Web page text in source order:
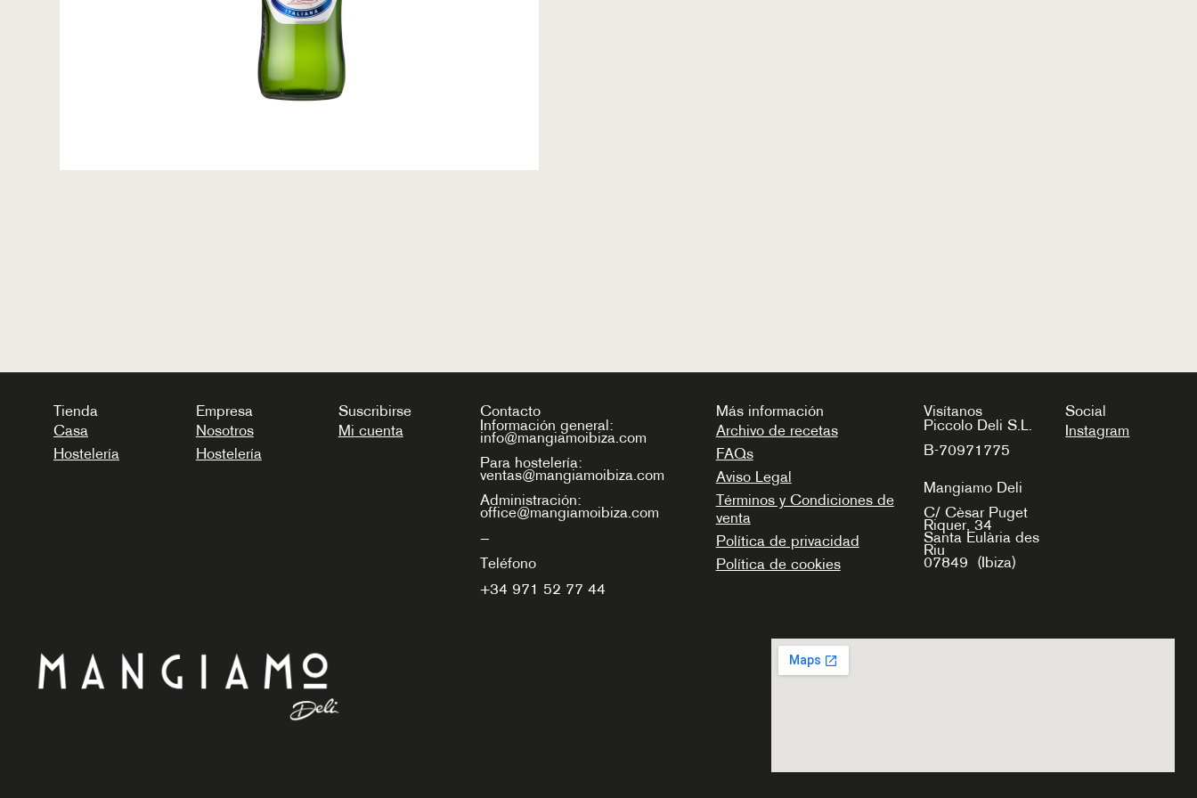
Tienda
Casa
Hostelería
Empresa
Nosotros
Hostelería
Suscribirse
Mi cuenta
Contacto
Información general:
info@mangiamoibiza.com
Para hostelería:
ventas@mangiamoibiza.com
Administración:
office@mangiamoibiza.com
—
Teléfono
+34 971 52 77 44
Más información
Archivo de recetas
FAQs
Aviso Legal
Términos y Condiciones de
venta
Política de privacidad
Política de cookies
Visítanos
Piccolo Deli S.L.
B-70971775
Mangiamo Deli
C/ Cèsar Puget
Riquer, 34
Santa Eulària des
Riu
07849 (Ibiza)
Social
Instagram